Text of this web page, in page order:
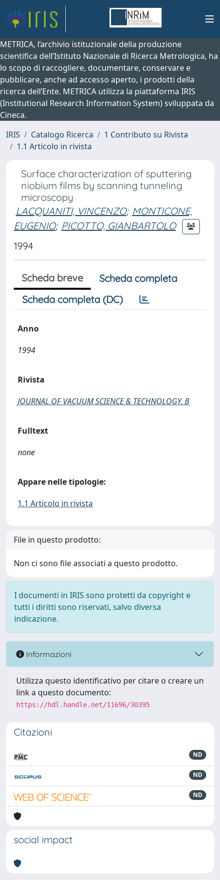
METRICA, l’archivio istituzionale della produzione
scientifica dell’Istituto Nazionale di Ricerca Metrologica, ha
lo scopo di raccogliere, documentare, conservare e
pubblicare, anche ad accesso aperto, i prodotti della
ricerca dell’Ente. METRICA utilizza la piattaforma IRIS
(Institutional Research Information System) sviluppata da
Cineca.
IRIS
Catalogo Ricerca
1 Contributo su Rivista
1.1 Articolo in rivista
Surface characterization of sputtering
niobium films by scanning tunneling
microscopy
LACQUANITI, VINCENZO; MONTICONE,
EUGENIO; PICOTTO, GIANBARTOLO
1994
Scheda breve
Scheda completa
Scheda completa (DC)
Anno
1994
Rivista
JOURNAL OF VACUUM SCIENCE & TECHNOLOGY. B
Fulltext
none
Appare nelle tipologie:
1.1 Articolo in rivista
File in questo prodotto:
Non ci sono file associati a questo prodotto.
I documenti in IRIS sono protetti da copyright e
tutti i diritti sono riservati, salvo diversa
indicazione.
Informazioni
Utilizza questo identificativo per citare o creare un
link a questo documento:
https://hdl.handle.net/11696/30395
Citazioni
ND
ND
ND
social impact